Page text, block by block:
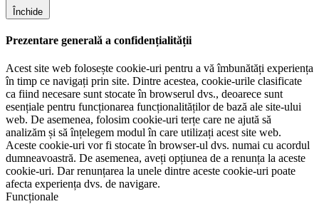
Închide
Prezentare generală a confidențialității
Acest site web folosește cookie-uri pentru a vă îmbunătăți experiența
în timp ce navigați prin site. Dintre acestea, cookie-urile clasificate
ca fiind necesare sunt stocate în browserul dvs., deoarece sunt
esențiale pentru funcționarea funcționalităților de bază ale site-ului
web. De asemenea, folosim cookie-uri terțe care ne ajută să
analizăm și să înțelegem modul în care utilizați acest site web.
Aceste cookie-uri vor fi stocate în browser-ul dvs. numai cu acordul
dumneavoastră. De asemenea, aveți opțiunea de a renunța la aceste
cookie-uri. Dar renunțarea la unele dintre aceste cookie-uri poate
afecta experiența dvs. de navigare.
Funcționale